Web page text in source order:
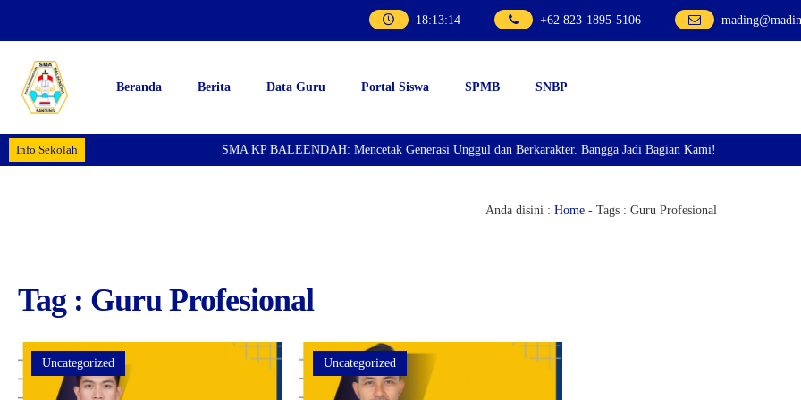
18:13:14 +62 823-1895-5106
Beranda Berita Data Guru Portal Siswa SPMB SNBP
Info Sekolah SMA KP BALEENDAH: Mencetak Generasi Unggul dan Berkarakter. Bangga Jadi Bagian Kami!
Anda disini : Home- Tags : Guru Profesional
Tag : Guru Profesional
Uncategorized Uncategorized